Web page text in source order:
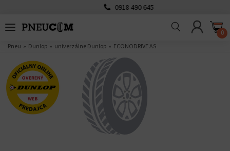
0918 490 645
0
Pneu Dunlop univerzálne Dunlop ECONODRIVE AS